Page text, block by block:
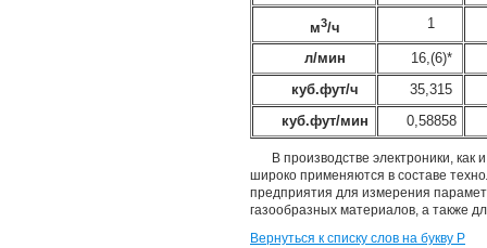
м3/ч 1
л/мин
16,(6)*
куб.фут/ч
35,315
куб.фут/мин
0,58858
В производстве электроники, как
широко применяются в составе
предприятия для измерения
газообразных материалов, а также
Вернуться к списку слов на букву Р